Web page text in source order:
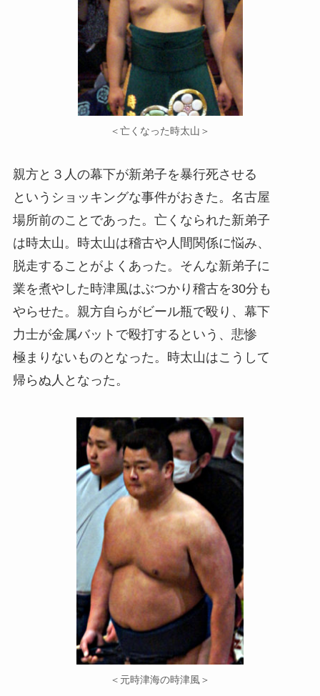
＜亡くなった時太山＞
親方と３人の幕下が新弟子を暴行死させる
というショッキングな事件がおきた。名古屋
場所前のことであった。亡くなられた新弟子
は時太山。時太山は稽古や人間関係に悩み、
脱走することがよくあった。そんな新弟子に
業を煮やした時津風はぶつかり稽古を30分も
やらせた。親方自らがビール瓶で殴り、幕下
力士が金属バットで殴打するという、悲惨
極まりないものとなった。時太山はこうして
帰らぬ人となった。
＜元時津海の時津風＞